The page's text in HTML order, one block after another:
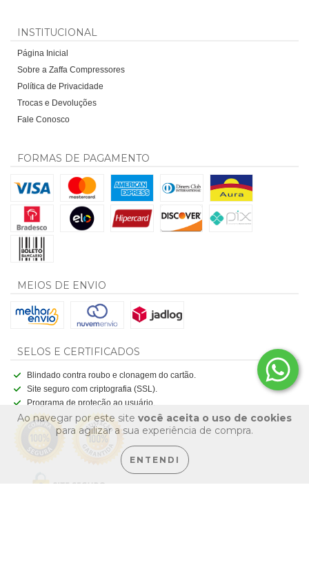
Ao navegar por este site você aceita o uso de cookies
para agilizar a sua experiência de compra.
ENTENDI
INSTITUCIONAL
Página Inicial
Sobre a Zaffa Compressores
Política de Privacidade
Trocas e Devoluções
Fale Conosco
FORMAS DE PAGAMENTO
MEIOS DE ENVIO
SELOS E CERTIFICADOS
Blindado contra roubo e clonagem do cartão.
Site seguro com criptografia (SSL).
Programa de proteção ao usuário.